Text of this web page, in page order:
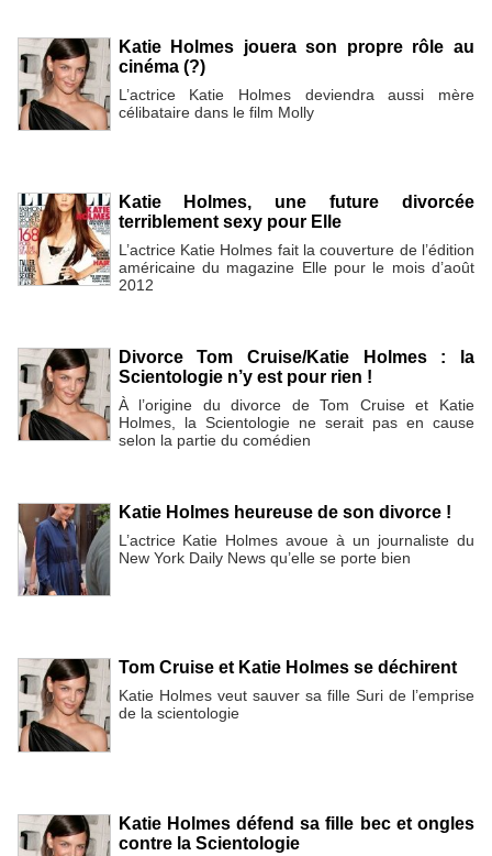
Katie Holmes jouera son propre rôle au
cinéma (?)
L’actrice Katie Holmes deviendra aussi mère
célibataire dans le film Molly
Katie Holmes, une future divorcée
terriblement sexy pour Elle
L’actrice Katie Holmes fait la couverture de l’édition
américaine du magazine Elle pour le mois d’août
2012
Divorce Tom Cruise/Katie Holmes : la
Scientologie n’y est pour rien !
À l’origine du divorce de Tom Cruise et Katie
Holmes, la Scientologie ne serait pas en cause
selon la partie du comédien
Katie Holmes heureuse de son divorce !
L’actrice Katie Holmes avoue à un journaliste du
New York Daily News qu’elle se porte bien
Tom Cruise et Katie Holmes se déchirent
Katie Holmes veut sauver sa fille Suri de l’emprise
de la scientologie
Katie Holmes défend sa fille bec et ongles
contre la Scientologie